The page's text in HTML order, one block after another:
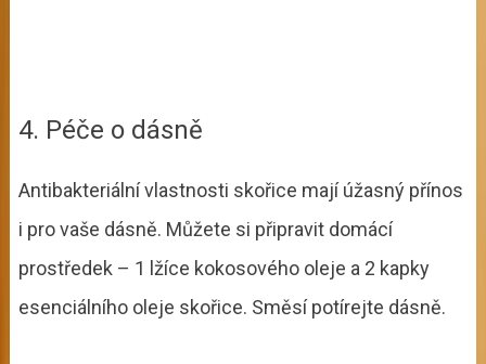
4. Péče o dásně
Antibakteriální vlastnosti skořice mají úžasný přínos
i pro vaše dásně. Můžete si připravit domácí
prostředek – 1 lžíce kokosového oleje a 2 kapky
esenciálního oleje skořice. Směsí potírejte dásně.